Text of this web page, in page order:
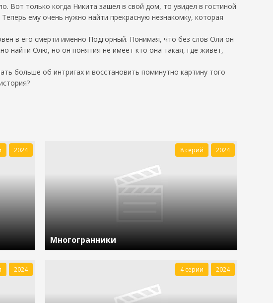
только когда Никита зашел в свой дом, то увидел в гостиной
ему очень нужно найти прекрасную незнакомку, которая
в его смерти именно Подгорный. Понимая, что без слов Оли он
найти Олю, но он понятия не имеет кто она такая, где живет,
больше об интригах и восстановить поминутно картину того
2024
Многогранники
8 серий 2024
2024 4 серии 2024